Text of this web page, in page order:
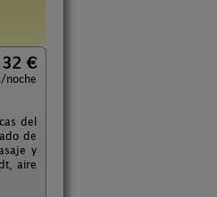
32 €
noche
del
de
y
aire